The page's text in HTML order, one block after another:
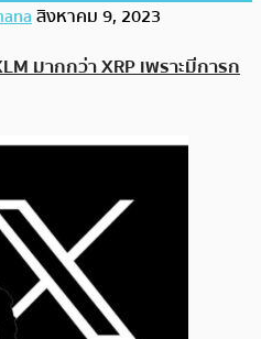
สิงหาคม 9, 2023
มากกว่า XRP เพราะมีการก